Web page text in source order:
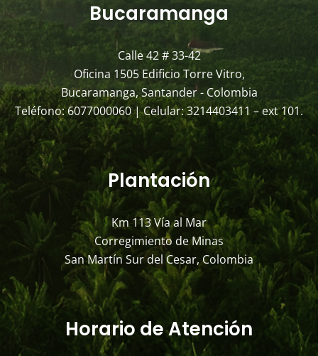
Bucaramanga
Calle 42 # 33-42
Oficina 1505 Edificio Torre Vitro,
Bucaramanga, Santander - Colombia
Teléfono: 6077000060 | Celular: 3214403411 – ext 101.
Plantación
Km 113 Vía al Mar
Corregimiento de Minas
San Martín Sur del Cesar, Colombia
Horario de Atención